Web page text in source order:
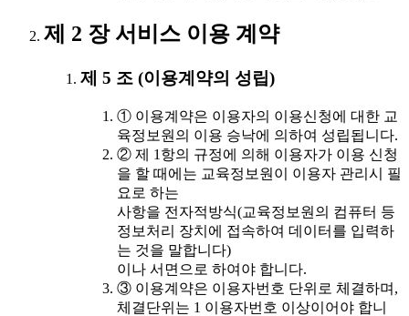
제 2 장 서비스 이용 계약
제 5 조 (이용계약의 성립)
① 이용계약은 이용자의 이용신청에 대한 교
육정보원의 이용 승낙에 의하여 성립됩니다.
② 제 1항의 규정에 의해 이용자가 이용 신청
을 할 때에는 교육정보원이 이용자 관리시 필
요로 하는
사항을 전자적방식(교육정보원의 컴퓨터 등
정보처리 장치에 접속하여 데이터를 입력하
는 것을 말합니다)
이나 서면으로 하여야 합니다.
③ 이용계약은 이용자번호 단위로 체결하며,
체결단위는 1 이용자번호 이상이어야 합니